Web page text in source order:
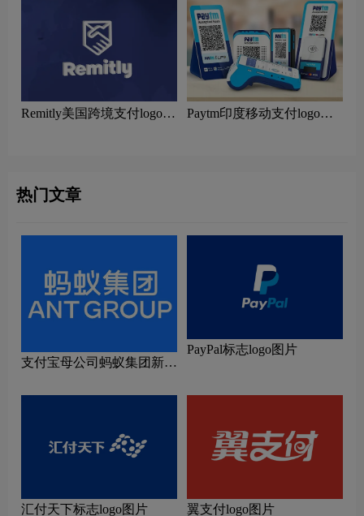
Remitly美国跨境支付logo设
Paytm印度移动支付logo设
热门文章
支付宝母公司蚂蚁集团新
PayPal标志logo图片
汇付天下标志logo图片 翼支付logo图片